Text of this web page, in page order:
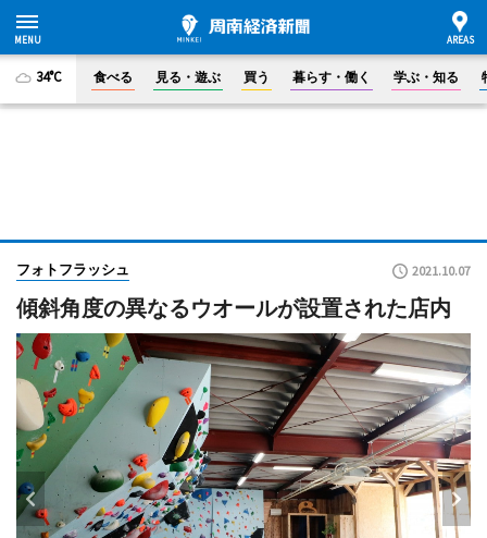
34°C 食べる 見る・遊ぶ 買う 暮らす・働く 学ぶ・知る
フォトフラッシュ 2021.10.07
傾斜角度の異なるウオールが設置された店内